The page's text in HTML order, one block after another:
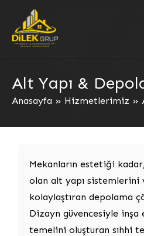
Alt Yapı &
Anasayfa » Hizmetlerimiz »
Mekanların estetiği
olan alt yapı sistemlerini
kolaylaştıran depolama
Dizayn güvencesiyle
temelini oluşturan sıhhi